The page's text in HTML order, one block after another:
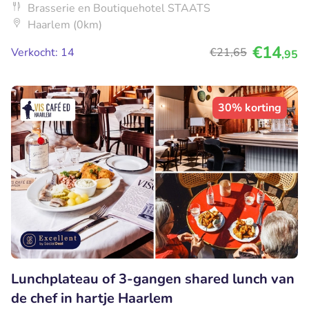
Brasserie en Boutiquehotel STAATS
Haarlem (0km)
Verkocht: 14
€21,65 €14,95
30% korting
Lunchplateau of 3-gangen shared lunch van
de chef in hartje Haarlem